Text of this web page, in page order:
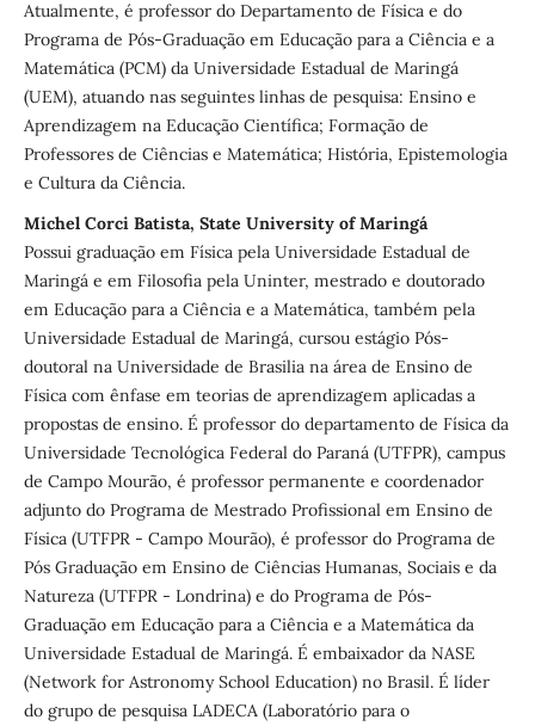
Atualmente, é professor do Departamento de Física e do
Programa de Pós-Graduação em Educação para a Ciência e a
Matemática (PCM) da Universidade Estadual de Maringá
(UEM), atuando nas seguintes linhas de pesquisa: Ensino e
Aprendizagem na Educação Científica; Formação de
Professores de Ciências e Matemática; História, Epistemologia
e Cultura da Ciência.
Michel Corci Batista, State University of Maringá
Possui graduação em Física pela Universidade Estadual de
Maringá e em Filosofia pela Uninter, mestrado e doutorado
em Educação para a Ciência e a Matemática, também pela
Universidade Estadual de Maringá, cursou estágio Pós-
doutoral na Universidade de Brasilia na área de Ensino de
Física com ênfase em teorias de aprendizagem aplicadas a
propostas de ensino. É professor do departamento de Física da
Universidade Tecnológica Federal do Paraná (UTFPR), campus
de Campo Mourão, é professor permanente e coordenador
adjunto do Programa de Mestrado Profissional em Ensino de
Física (UTFPR - Campo Mourão), é professor do Programa de
Pós Graduação em Ensino de Ciências Humanas, Sociais e da
Natureza (UTFPR - Londrina) e do Programa de Pós-
Graduação em Educação para a Ciência e a Matemática da
Universidade Estadual de Maringá. É embaixador da NASE
(Network for Astronomy School Education) no Brasil. É líder
do grupo de pesquisa LADECA (Laboratório para o